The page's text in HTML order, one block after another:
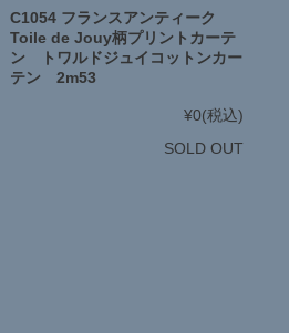
C1054 フランスアンティーク
Toile de Jouy柄プリントカーテ
ン トワルドジュイコットンカー
テン 2m53
¥0(税込)
SOLD OUT